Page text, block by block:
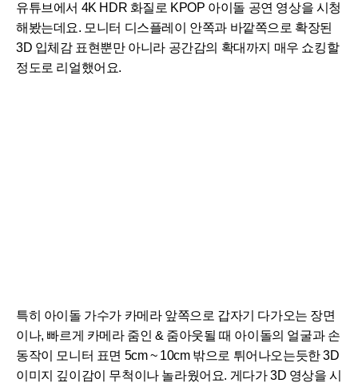
유튜브에서 4K HDR 화질로 KPOP 아이돌 공연 영상을 시청
해봤는데요. 모니터 디스플레이 안쪽과 바깥쪽으로 확장된
3D 입체감 표현뿐만 아니라 공간감의 확대까지 매우 쇼킹할
정도로 리얼했어요.
특히 아이돌 가수가 카메라 앞쪽으로 갑자기 다가오는 장면
이나, 빠르게 카메라 줌인 & 줌아웃될 때 아이돌의 얼굴과 손
동작이 모니터 표면 5cm ~ 10cm 밖으로 튀어나오는듯한 3D
이미지 깊이감이 무척이나 놀라웠어요. 게다가 3D 영상을 시